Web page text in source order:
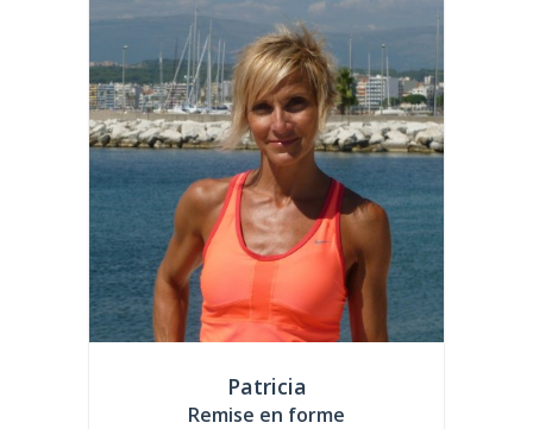
Patricia
Remise en forme